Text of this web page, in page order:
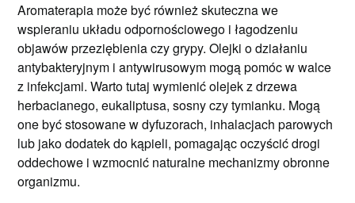
Aromaterapia może być również skuteczna we
wspieraniu układu odpornościowego i łagodzeniu
objawów przeziębienia czy grypy. Olejki o działaniu
antybakteryjnym i antywirusowym mogą pomóc w walce
z infekcjami. Warto tutaj wymienić olejek z drzewa
herbacianego, eukaliptusa, sosny czy tymianku. Mogą
one być stosowane w dyfuzorach, inhalacjach parowych
lub jako dodatek do kąpieli, pomagając oczyścić drogi
oddechowe i wzmocnić naturalne mechanizmy obronne
organizmu.